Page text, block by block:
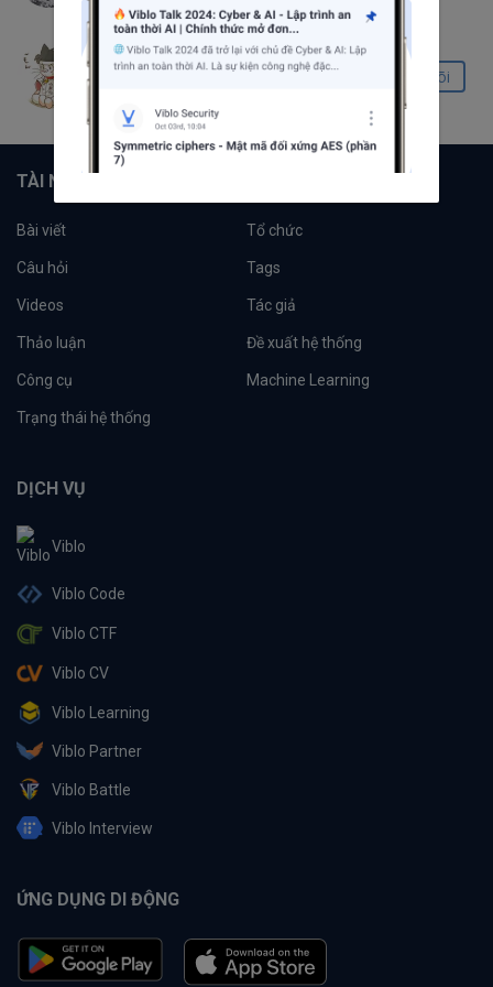
Nguyen Xuan Chien
Theo dõi
TÀI NGUYÊN
Bài viết Tổ chức
Câu hỏi Tags
Videos Tác giả
Thảo luận Đề xuất hệ thống
Công cụ Machine Learning
Trạng thái hệ thống
DỊCH VỤ
Viblo
Viblo Code
Viblo CTF
Viblo CV
Viblo Learning
Viblo Partner
Viblo Battle
Viblo Interview
ỨNG DỤNG DI ĐỘNG